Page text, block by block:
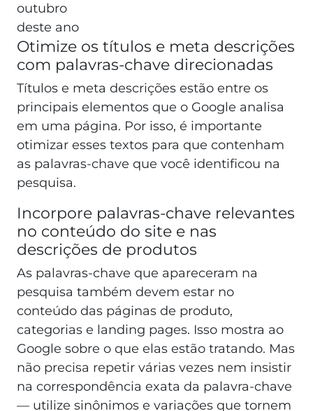
outubro
deste ano
Otimize os títulos e meta descrições
com palavras-chave direcionadas
Títulos e meta descrições estão entre os
principais elementos que o Google analisa
em uma página. Por isso, é importante
otimizar esses textos para que contenham
as palavras-chave que você identificou na
pesquisa.
Incorpore palavras-chave relevantes
no conteúdo do site e nas
descrições de produtos
As palavras-chave que apareceram na
pesquisa também devem estar no
conteúdo das páginas de produto,
categorias e landing pages. Isso mostra ao
Google sobre o que elas estão tratando. Mas
não precisa repetir várias vezes nem insistir
na correspondência exata da palavra-chave
— utilize sinônimos e variações que tornem